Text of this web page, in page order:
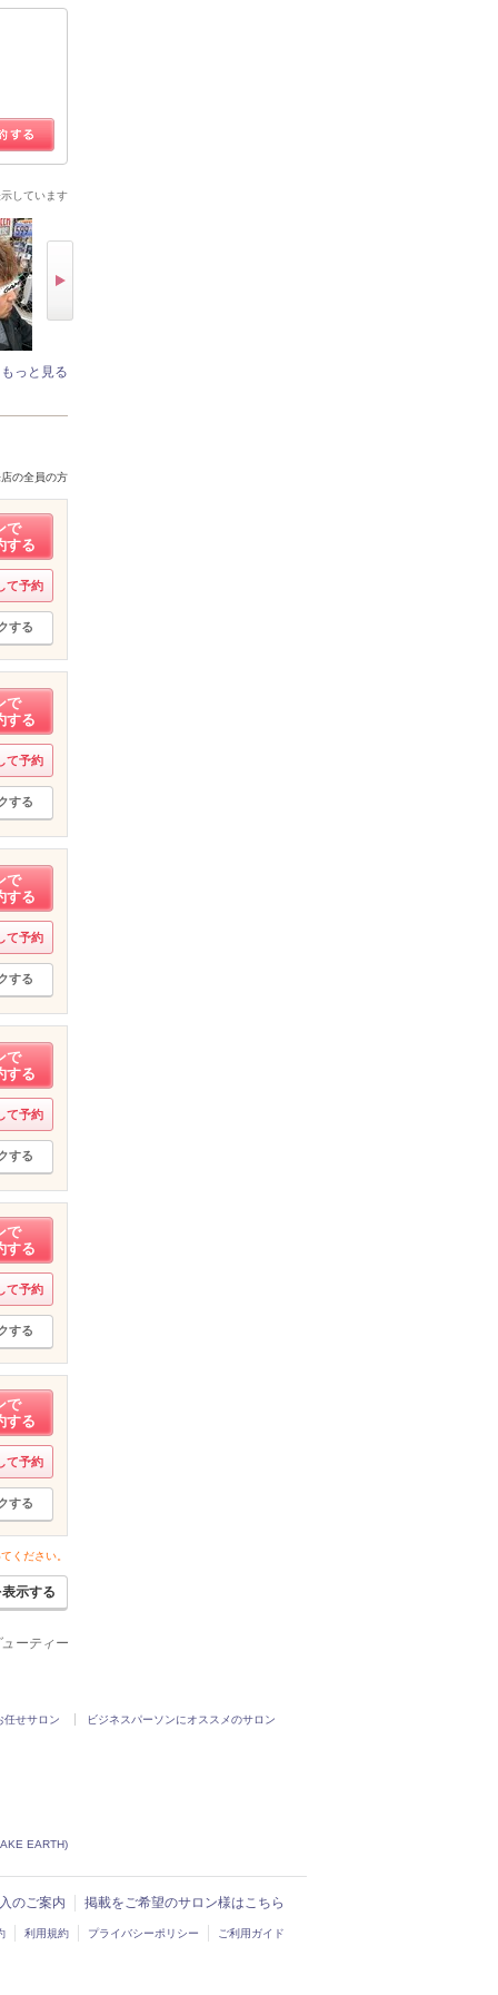
しています
もっと見る
の全員の方
で
する
て予約
する
で
する
て予約
する
で
する
て予約
する
で
する
て予約
する
で
する
て予約
する
で
する
て予約
する
ください。
示する
ーティー
任せサロン
ビジネスパーソンにオススメのサロン
EARTH)
のご案内 掲載をご希望のサロン様はこちら
利用規約 プライバシーポリシー ご利用ガイド